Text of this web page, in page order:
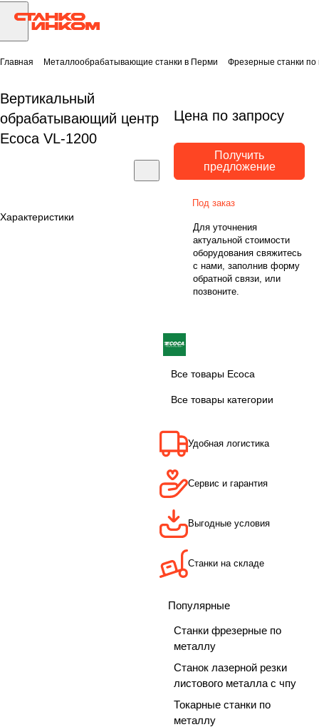
Главная Металлообрабатывающие станки в Перми Фрезерные станки
Вертикальный
обрабатывающий центр
Ecoca VL-1200
Характеристики
Цена по запросу
Получить
предложение
Под заказ
Для уточнения
актуальной стоимости
оборудования свяжитесь
с нами, заполнив форму
обратной связи, или
позвоните.
Все товары Ecoca
Все товары категории
Удобная логистика
Сервис и гарантия
Выгодные условия
Станки на складе
Популярные
Станки фрезерные по
металлу
Станок лазерной резки
листового металла с чпу
Токарные станки по
металлу